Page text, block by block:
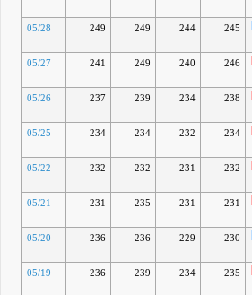
05/28 249 249 244 245
05/27 241 249 240 246
05/26 237 239 234 238
05/25 234 234 232 234
05/22 232 232 231 232
05/21 231 235 231 231
05/20
236 236 229 230
05/19
236 239 234 235